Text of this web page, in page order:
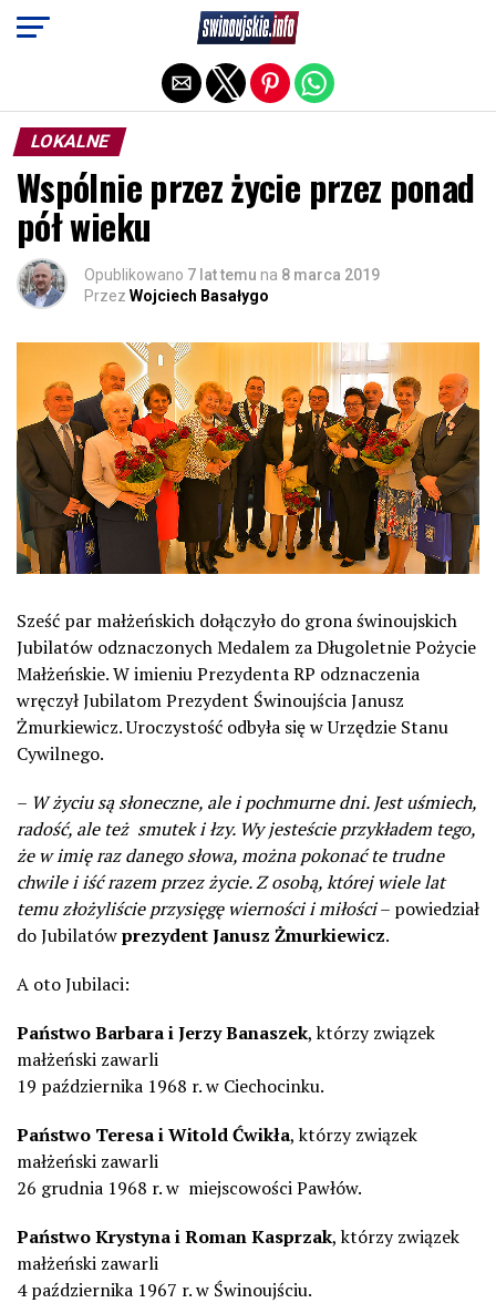
LOKALNE
Wspólnie przez życie przez ponad
pół wieku
Opublikowano 7 lat temu na 8 marca 2019
Przez Wojciech Basałygo
Sześć par małżeńskich dołączyło do grona świnoujskich
Jubilatów odznaczonych Medalem za Długoletnie Pożycie
Małżeńskie. W imieniu Prezydenta RP odznaczenia
wręczył Jubilatom Prezydent Świnoujścia Janusz
Żmurkiewicz. Uroczystość odbyła się w Urzędzie Stanu
Cywilnego.
– W życiu są słoneczne, ale i pochmurne dni. Jest uśmiech,
radość, ale też smutek i łzy. Wy jesteście przykładem tego,
że w imię raz danego słowa, można pokonać te trudne
chwile i iść razem przez życie. Z osobą, której wiele lat
temu złożyliście przysięgę wierności i miłości– powiedział
do Jubilatówprezydent Janusz Żmurkiewicz.
A oto Jubilaci:
Państwo Barbara i Jerzy Banaszek, którzy związek
małżeński zawarli
19 października 1968 r. w Ciechocinku.
Państwo Teresa i Witold Ćwikła, którzy związek
małżeński zawarli
26 grudnia 1968 r. w miejscowości Pawłów.
Państwo Krystyna i Roman Kasprzak, którzy związek
małżeński zawarli
4 października 1967 r. w Świnoujściu.
Exit mobile version